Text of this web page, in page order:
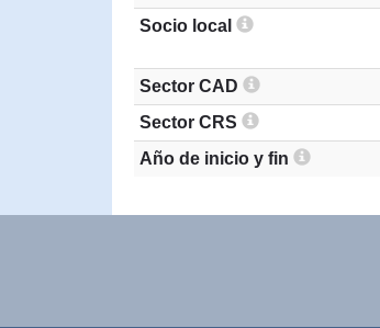
Socio local
Sector CAD
Sector CRS
Año de inicio y fin